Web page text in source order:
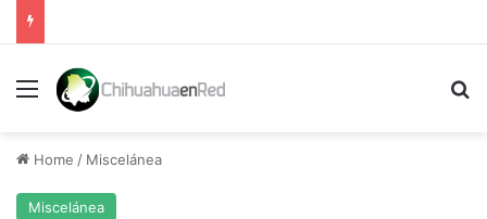
Menu
Home / Miscelánea
Miscelánea